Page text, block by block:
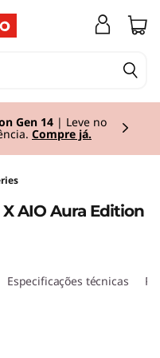
Gen 14| Leve no
Compre já.
AIO Aura Edition
Especificações técnicas